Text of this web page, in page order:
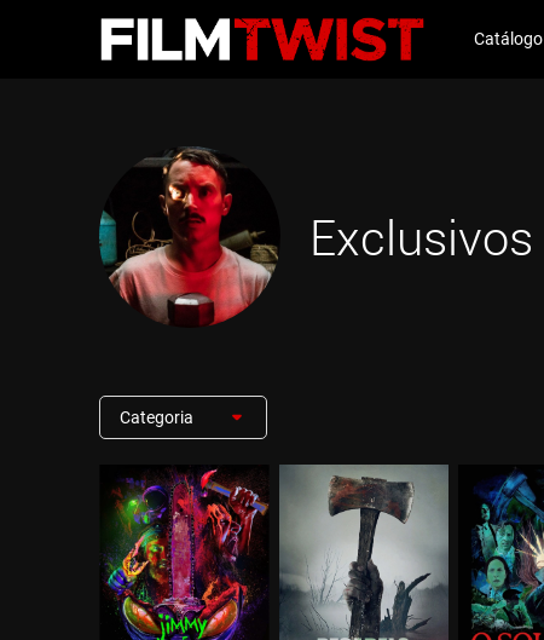
Catálogo
Exclusivos
Categoria